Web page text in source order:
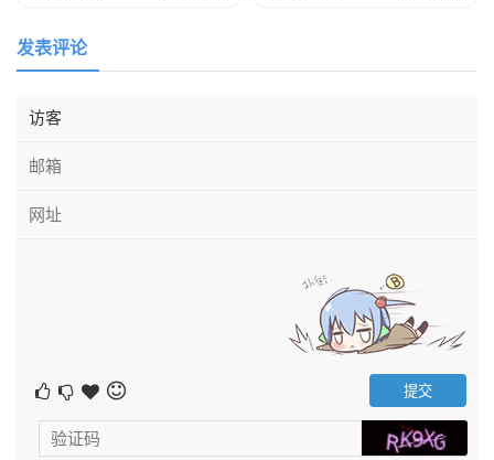
在潜在的风险。
渠道：
利用花呗的“转账”功能，将额度转账给朋友，同样不能提
期”或“花呗借呗”的方式，获取现金流，虽然这两者和花呗本
花呗提供的“转账”功能，在一定程度上能帮助用户实现资金
的快速转移。具体操作流程一般如下：
打开支付宝APP，进入“我的-花呗”界面。选择“转账”功能，
发表评论